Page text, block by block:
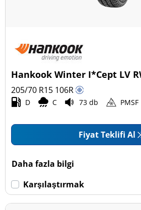
Hankook Winter I*Cept LV
205/70 R15 106R
D C 73 db PMSF
Fiyat Teklifi Al
Daha fazla bilgi
Karşılaştırmak